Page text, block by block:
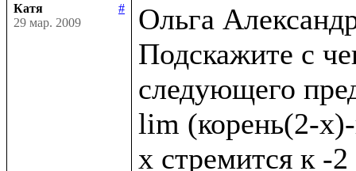
Катя
#
29 мар. 2009
Ольга
Подскажите с
следующего
lim (корень(2-
x стремится к -2